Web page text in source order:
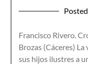
Francisco Rivero.
Brozas (Cáceres)
sus hijos ilustres a